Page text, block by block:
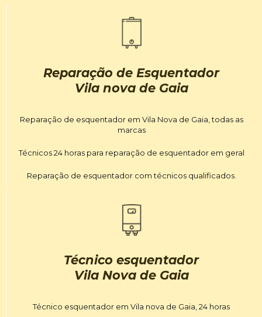
Reparação de Esquentador
Vila nova de Gaia
Reparação de esquentador em Vila Nova de Gaia, todas as
marcas
Técnicos 24 horas para reparação de esquentador em geral
Reparação de esquentador com técnicos qualificados.
Técnico esquentador
Vila Nova de Gaia
Técnico esquentador em Vila nova de Gaia, 24 horas